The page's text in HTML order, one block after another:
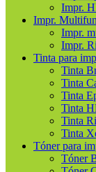
Impr.
Impr.
Impr.
Impr.
Tinta para
Tinta
Tinta
Tinta
Tinta
Tinta
Tinta
Tóner para
Tóner